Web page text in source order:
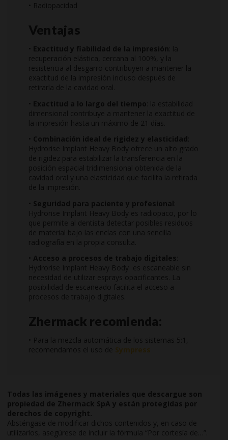
• Radiopacidad
Ventajas
• Exactitud y fiabilidad de la impresión : la
recuperación elástica, cercana al 100%, y la
resistencia al desgarro contribuyen a mantener la
exactitud de la impresión incluso después de
retirarla de la cavidad oral.
• Exactitud a lo largo del tiempo : la estabilidad
dimensional contribuye a mantener la exactitud de
la impresión hasta un máximo de 21 días.
• Combinación ideal de rigidez y elasticidad
Hydrorise Implant Heavy Body ofrece un alto grado
de rigidez para estabilizar la transferencia en la
posición espacial tridimensional obtenida de la
cavidad oral y una elasticidad que facilita la retirada
de la impresión.
• Seguridad para paciente y profesional
Hydrorise Implant Heavy Body es radiopaco, por lo
que permite al dentista detectar posibles residuos
de material bajo las encías con una sencilla
radiografía en la propia consulta.
• Acceso a procesos de trabajo digitales
Hydrorise Implant Heavy Body es escaneable sin
necesidad de utilizar esprays opacificantes. La
posibilidad de escaneado facilita el acceso a
procesos de trabajo digitales.
Zhermack recomienda:
• Para la mezcla automática de los sistemas 5:1,
recomendamos el uso de Sympress
Todas las imágenes y materiales que descargue son
propiedad de Zhermack SpA y están protegidas por
derechos de copyright.
Absténgase de modificar dichos contenidos y, en caso de
utilizarlos, asegúrese de incluir la fórmula “Por cortesía de…”.